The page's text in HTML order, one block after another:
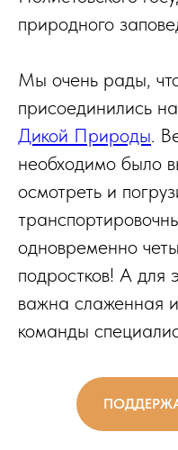
природного
Мы очень рады,
присоединились
Дикой Природы.
необходимо было
осмотреть и
одновременно
подростков! А для
важна слаженная
команды